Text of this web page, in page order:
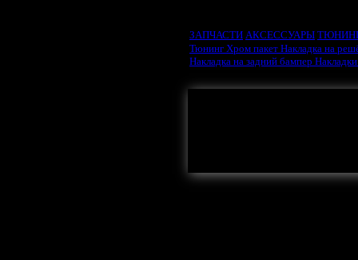
ЗАПЧАСТИ АКСЕССУАРЫ
Тюнинг Хром пакет Накладка на
Накладка на задний бампер